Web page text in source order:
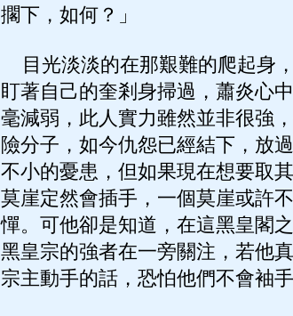
擱下，如何？」
目光淡淡的在那艱難的爬起身
盯著自己的奎剎身掃過，蕭炎心
毫減弱，此人實力雖然並非很強
險分子，如今仇怨已經結下，放
不小的憂患，但如果現在想要取
莫崖定然會插手，一個莫崖或許
憚。可他卻是知道，在這黑皇閣
黑皇宗的強者在一旁關注，若他
宗主動手的話，恐怕他們不會袖手